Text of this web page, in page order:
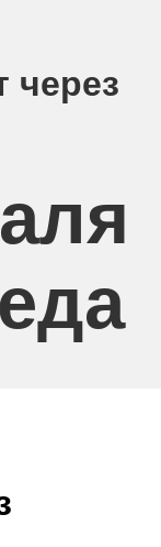
через